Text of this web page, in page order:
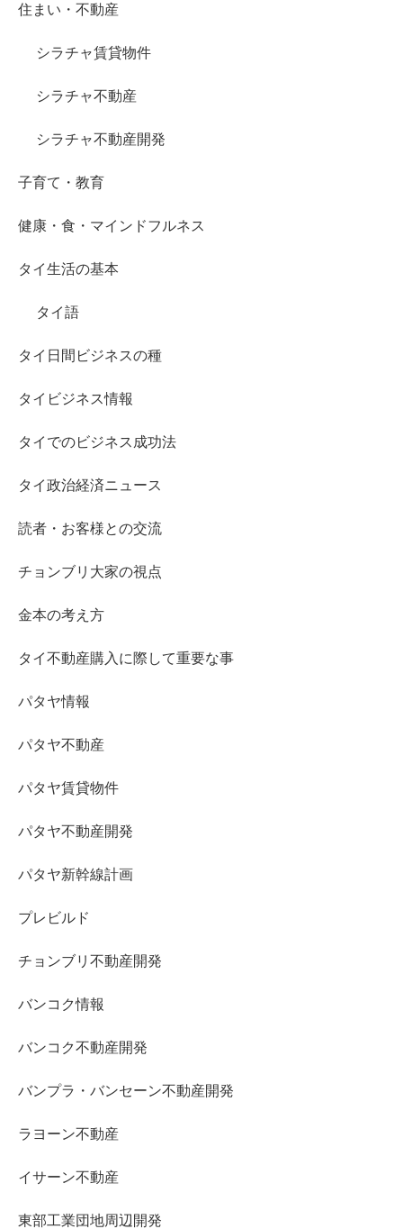
住まい・不動産
シラチャ賃貸物件
シラチャ不動産
シラチャ不動産開発
子育て・教育
健康・食・マインドフルネス
タイ生活の基本
タイ語
タイ日間ビジネスの種
タイビジネス情報
タイでのビジネス成功法
タイ政治経済ニュース
読者・お客様との交流
チョンブリ大家の視点
金本の考え方
タイ不動産購入に際して重要な事
パタヤ情報
パタヤ不動産
パタヤ賃貸物件
パタヤ不動産開発
パタヤ新幹線計画
プレビルド
チョンブリ不動産開発
バンコク情報
バンコク不動産開発
バンプラ・バンセーン不動産開発
ラヨーン不動産
イサーン不動産
東部工業団地周辺開発